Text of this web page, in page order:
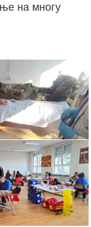
на многу